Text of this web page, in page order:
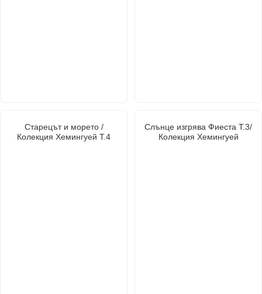
Старецът и морето /
Колекция Хемингуей Т.4
Слънце изгрява Фиеста Т.3/
Колекция Хемингуей